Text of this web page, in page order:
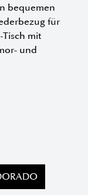
bequemen
für
mit
und